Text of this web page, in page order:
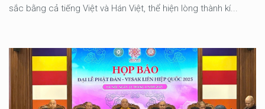
sắc bằng cả tiếng Việt và Hán Việt, thể hiện lòng thành kí...